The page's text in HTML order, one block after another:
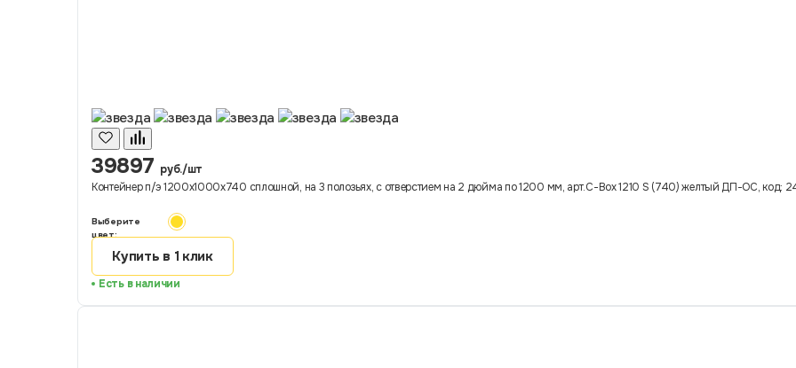
39897 руб./шт
Контейнер п/э 1200х1000х740 сплошной, на 3 полозьях, с отверстием на 2 дюйма по 1200 мм, арт.C-Box 1210 S (740) желтый ДП-ОС, код:
Выберите
цвет:
Купить в 1 клик
Есть в наличии